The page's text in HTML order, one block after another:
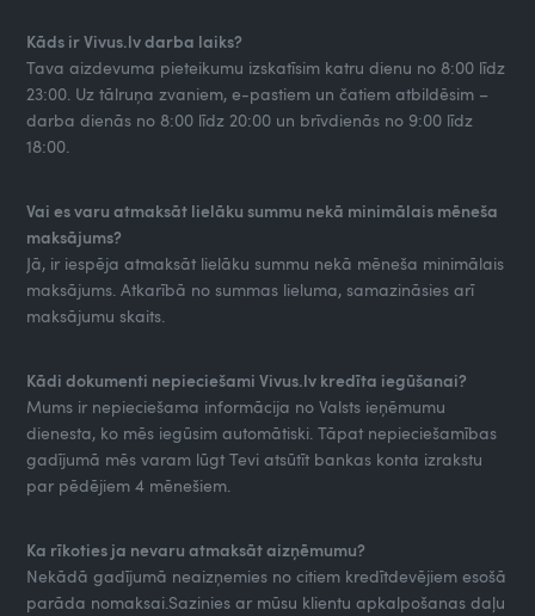
Kāds ir Vivus.lv darba laiks?
Tava aizdevuma pieteikumu izskatīsim katru dienu no 8:00 līdz
23:00. Uz tālruņa zvaniem, e-pastiem un čatiem atbildēsim –
darba dienās no 8:00 līdz 20:00 un brīvdienās no 9:00 līdz
18:00.
Vai es varu atmaksāt lielāku summu nekā minimālais mēneša
maksājums?
Jā, ir iespēja atmaksāt lielāku summu nekā mēneša minimālais
maksājums. Atkarībā no summas lieluma, samazināsies arī
maksājumu skaits.
Kādi dokumenti nepieciešami Vivus.lv kredīta iegūšanai?
Mums ir nepieciešama informācija no Valsts ieņēmumu
dienesta, ko mēs iegūsim automātiski. Tāpat nepieciešamības
gadījumā mēs varam lūgt Tevi atsūtīt bankas konta izrakstu
par pēdējiem 4 mēnešiem.
Ka rīkoties ja nevaru atmaksāt aizņēmumu?
Nekādā gadījumā neaizņemies no citiem kredītdevējiem esošā
parāda nomaksai.Sazinies ar mūsu klientu apkalpošanas daļu